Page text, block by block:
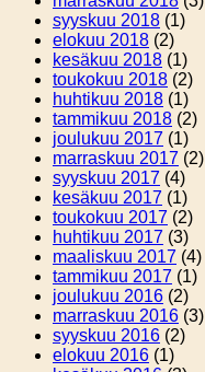
syyskuu 2018 (1)
elokuu 2018 (2)
kesäkuu 2018 (1)
toukokuu 2018 (2)
huhtikuu 2018 (1)
tammikuu 2018 (2)
joulukuu 2017 (1)
marraskuu 2017 (2)
syyskuu 2017 (4)
kesäkuu 2017 (1)
toukokuu 2017 (2)
huhtikuu 2017 (3)
maaliskuu 2017 (4)
tammikuu 2017 (1)
joulukuu 2016 (2)
marraskuu 2016 (3)
syyskuu 2016 (2)
elokuu 2016 (1)